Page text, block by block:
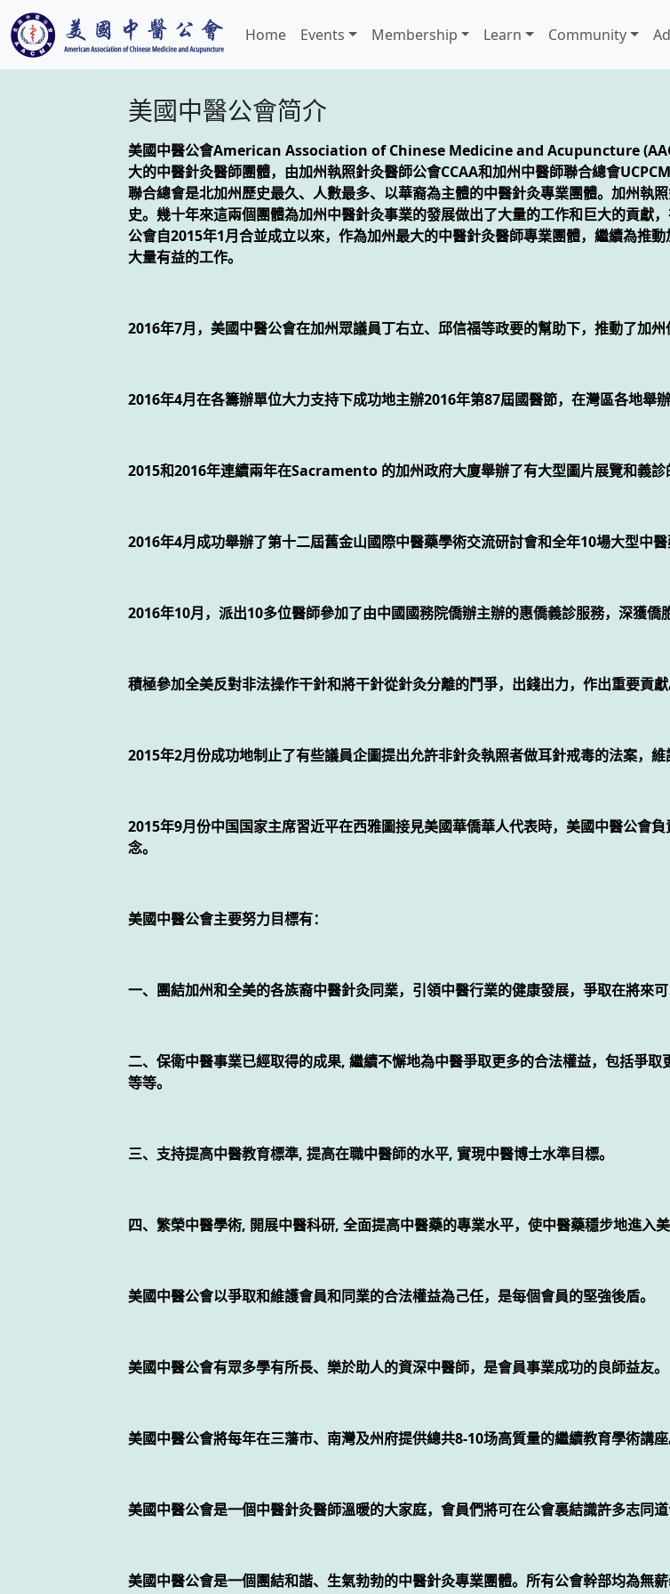
Home Events Membership Learn Community
美國中醫公會简介
美國中醫公會American Association of Chinese Medicine and Acupuncture
大的中醫針灸醫師團體，由加州執照針灸醫師公會CCAA和加州中醫師聯合總會
聯合總會是北加州歷史最久、人數最多、以華裔為主體的中醫針灸專業團體。加州執
史。幾十年來這兩個團體為加州中醫針灸事業的發展做出了大量的工作和巨大的貢獻
公會自2015年1月合並成立以來，作為加州最大的中醫針灸醫師專業團體，繼續為推
大量有益的工作。
2016年7月，美國中醫公會在加州眾議員丁右立、邱信福等政要的幫助下，推動了加
2016年4月在各籌辦單位大力支持下成功地主辦2016年第87屆國醫節，在灣區各地舉
2015和2016年連續兩年在Sacramento 的加州政府大廈舉辦了有大型圖片展覽和義診
2016年4月成功舉辦了第十二屆舊金山國際中醫藥學術交流研討會和全年10場大型中
2016年10月，派出10多位醫師參加了由中國國務院僑辦主辦的惠僑義診服務，深獲僑
積極參加全美反對非法操作干針和將干針從針灸分離的鬥爭，出錢出力，作出重要貢獻
2015年2月份成功地制止了有些議員企圖提出允許非針灸執照者做耳針戒毒的法案，
2015年9月份中国国家主席習近平在西雅圖接見美國華僑華人代表時，美國中醫公會
念。
美國中醫公會主要努力目標有：
一、團結加州和全美的各族裔中醫針灸同業，引領中醫行業的健康發展，爭取在將來
二、保衛中醫事業已經取得的成果, 繼續不懈地為中醫爭取更多的合法權益，包括爭
等等。
三、支持提高中醫教育標準, 提高在職中醫師的水平, 實現中醫博士水準目標。
四、繁榮中醫學術, 開展中醫科研, 全面提高中醫藥的專業水平，使中醫藥穩步地進入
美國中醫公會以爭取和維護會員和同業的合法權益為己任，是每個會員的堅強後盾。
美國中醫公會有眾多學有所長、樂於助人的資深中醫師，是會員事業成功的良師益友。
美國中醫公會將每年在三藩市、南灣及州府提供總共8-10场高質量的繼續教育學術講座
美國中醫公會是一個中醫針灸醫師溫暖的大家庭，會員們將可在公會裏結識許多志同
美國中醫公會是一個團結和諧、生氣勃勃的中醫針灸專業團體。所有公會幹部均為無